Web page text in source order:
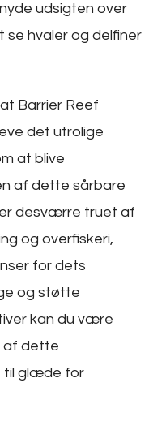
udsigten over
se hvaler og delfiner
Barrier Reef
det utrolige
at blive
af dette sårbare
desværre truet af
og overfiskeri,
for dets
og støtte
kan du være
af dette
til glæde for